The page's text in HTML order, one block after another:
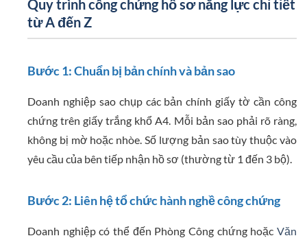
Quy trình công chứng hồ sơ năng lực chi tiết
từ A đến Z
Bước 1: Chuẩn bị bản chính và bản sao
Doanh nghiệp sao chụp các bản chính giấy tờ cần công
chứng trên giấy trắng khổ A4. Mỗi bản sao phải rõ ràng,
không bị mờ hoặc nhòe. Số lượng bản sao tùy thuộc vào
yêu cầu của bên tiếp nhận hồ sơ (thường từ 1 đến 3 bộ).
Bước 2: Liên hệ tổ chức hành nghề công chứng
Doanh nghiệp có thể đến Phòng Công chứng hoặc Văn